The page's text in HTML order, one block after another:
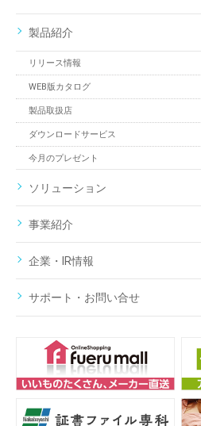
製品紹介
リリース情報
WEB版カタログ
製品取扱店
ダウンロードサービス
今月のプレゼント
ソリューション
事業紹介
企業・IR情報
サポート・お問い合せ